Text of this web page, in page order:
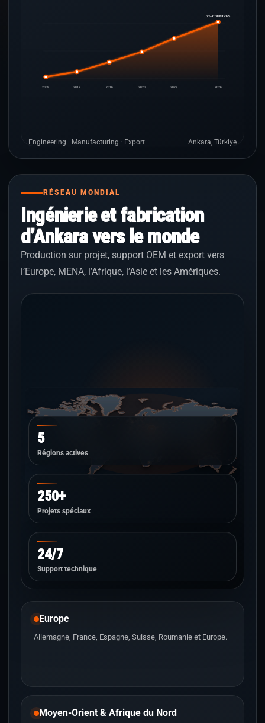
2008 2012 2016 2020 2023 2026
33+ COUNTRIES
Engineering · Manufacturing · Export Ankara, Türkiye
RÉSEAU MONDIAL
Ingénierie et fabrication
d’Ankara vers le monde
Production sur projet, support OEM et export vers
l’Europe, MENA, l’Afrique, l’Asie et les Amériques.
5
Régions actives
250+
Projets spéciaux
24/7
Support technique
Europe
Allemagne, France, Espagne, Suisse, Roumanie et Europe.
Moyen-Orient & Afrique du Nord